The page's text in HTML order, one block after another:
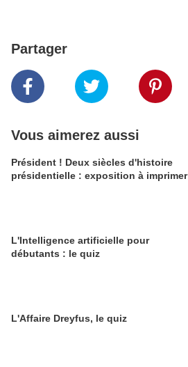
Partager
Vous aimerez aussi
Président ! Deux siècles d'histoire
présidentielle : exposition à imprimer
L'Intelligence artificielle pour
débutants : le quiz
L'Affaire Dreyfus, le quiz